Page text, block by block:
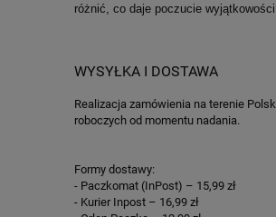
różnić, co daje poczucie
WYSYŁKA I DOSTAWA
Realizacja zamówienia na terenie
roboczych od momentu nadania.
Formy dostawy:
- Paczkomat (InPost) – 15,99 zł
- Kurier Inpost – 16,99 zł